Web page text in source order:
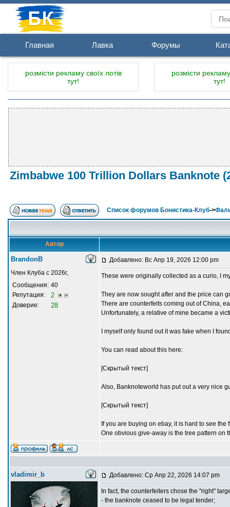
Главная Лавка Форумы
розмісти рекламу своїх лотів
тут!
розмісти
тут!
Zimbabwe 100 Trillion Dollars Banknote
Список форумов Бонистика-Клуб->
Автор
BrandonB
Член Клуба с 2026г,
Сообщения: 40
Репутация:
2
Доверие: 28
Добавлено: Вс Апр 19, 2026 12:00 pm
These were originally collected as a curio, I
They are now sought after and the price can
There are counterfeits coming out of China,
Unfortunately, a relative of mine became a
I myself only found out it was fake when I
You can read about this here:
[Скрытый текст]
Also, Banknoteworld has put out a very nice
[Скрытый текст]
If you are buying on ebay, it is hard to see
One obvious give-away is the tree pattern on
vladimir_b Добавлено: Ср Апр 22, 2026 14:07 pm
In fact, the counterfeiters chose the "right"
- the banknote ceased to be legal tender;